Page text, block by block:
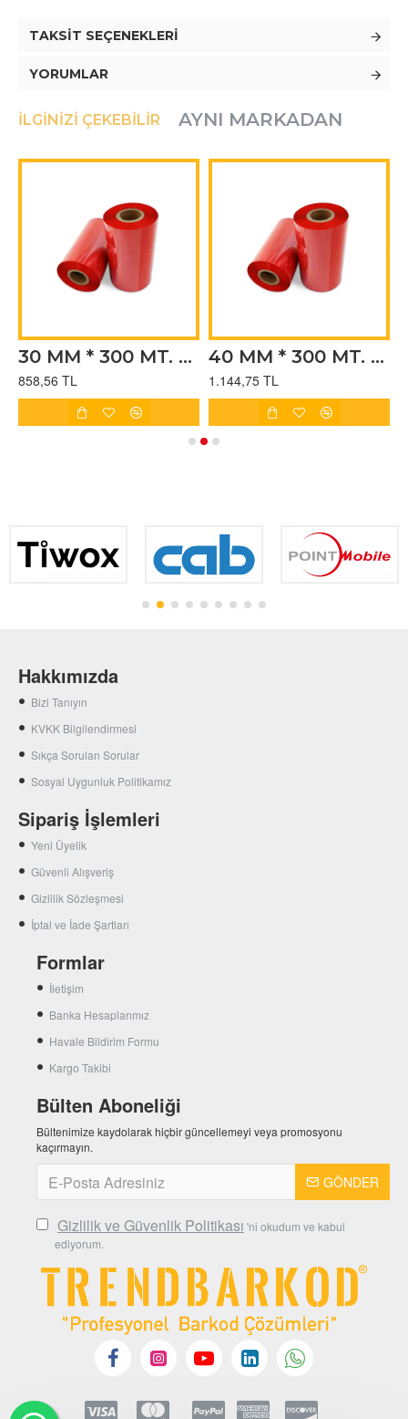
TAKSIT SEÇENEKLERI
YORUMLAR
İLGINIZI ÇEKEBILIR AYNI MARKADAN
30 MM * 300 MT. KIRMIZI RESIN RİBON
858,56 TL
40 MM * 300 MT. KIRMIZI RESIN RİBON
1.144,75 TL
Hakkımızda
Bizi Tanıyın
KVKK Bilgilendirmesi
Sıkça Sorulan Sorular
Sosyal Uygunluk Politikamız
Sipariş İşlemleri
Yeni Üyelik
Güvenli Alışveriş
Gizlilik Sözleşmesi
İptal ve İade Şartları
Formlar
İletişim
Banka Hesaplarımız
Havale Bildirim Formu
Kargo Takibi
Bülten Aboneliği
Bültenimize kaydolarak hiçbir güncellemeyi veya promosyonu
kaçırmayın.
GÖNDER
Gizlilik ve Güvenlik Politikası 'ni okudum ve kabul
ediyorum.